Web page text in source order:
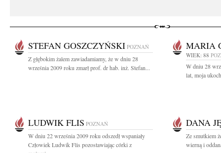
STEFAN GOSZCZYŃSKI POZNAŃ
Z głębokim żalem zawiadamiamy, że w dniu 28
września 2009 roku zmarł prof. dr hab. inż. Stefan...
MARIA
WIEK: 88
W dniu 28
lat, moja
LUDWIK FLIS POZNAŃ
W dniu 22 września 2009 roku odszedł wspaniały
Człowiek Ludwik Flis pozostawiając córki z
DANA
Ze smutkiem
wierną i